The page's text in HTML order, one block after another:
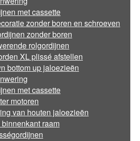
met cassette
zonder boren en schroeven
zonder boren
rolgordijnen
XL plissé afstellen
bottom up jaloezieën
met cassette
motoren
van houten jaloezieën
raam